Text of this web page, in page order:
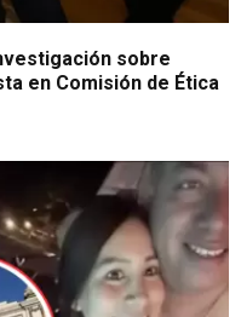
sobre
en Comisión de Ética